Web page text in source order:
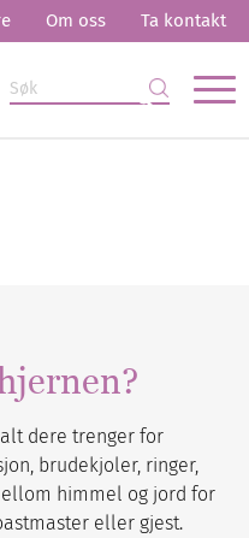
Om oss Ta kontakt
dere trenger for
brudekjoler, ringer,
himmel og jord for
eller gjest.